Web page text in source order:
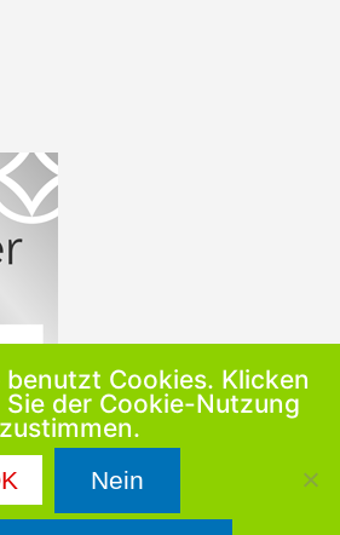
benutzt Cookies. Klicken
Sie der Cookie-Nutzung
zustimmen.
Nein
Immobilien, Dachsweg 15, 85598